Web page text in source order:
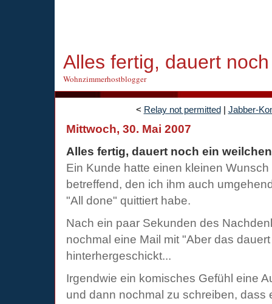
Alles fertig, dauert
Wohnzimmerhostblogger
< Relay not permitted | Jabber-
Mittwoch, 30. Mai 2007
Alles fertig, dauert noch ein weilchen
Ein Kunde hatte einen kleinen
betreffend, den ich ihm auch
"All done" quittiert habe.
Nach ein paar Sekunden des
nochmal eine Mail mit "Aber das
hinterhergeschickt...
Irgendwie ein komisches Gefühl eine
und dann nochmal zu schreiben, dass